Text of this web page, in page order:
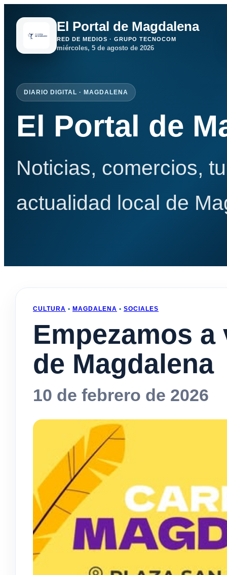
El Portal de Magdalena
RED DE MEDIOS · GRUPO TECNOCOM
miércoles, 5 de agosto de 2026
DIARIO DIGITAL · MAGDALENA
El Portal de
Noticias, comercios,
actualidad local de
CULTURA • MAGDALENA • SOCIALES
Empezamos
de Magdalena
10 de febrero de 2026